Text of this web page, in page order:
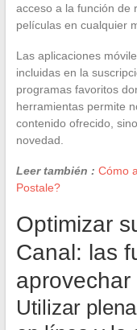
acceso a la función de
películas en cualquier
Las aplicaciones
incluidas en la
programas favoritos
herramientas permite
contenido ofrecido,
novedad.
Leer también : Cómo
Postale?
Optimizar
Canal: las
aprovechar
Utilizar